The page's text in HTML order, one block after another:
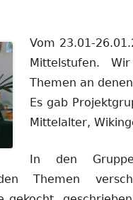
Vom 23.01-
Mittelstufen.
Themen an
Es gab
Mittelalter,
In den
Themen